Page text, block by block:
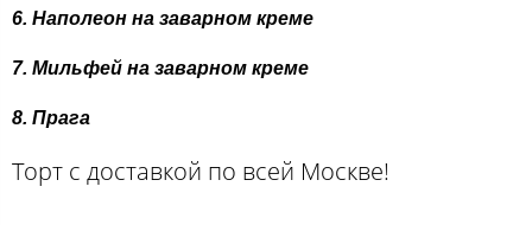
6. Наполеон на заварном креме
7. Мильфей на заварном креме
8. Прага
Торт с доставкой по всей Москве!